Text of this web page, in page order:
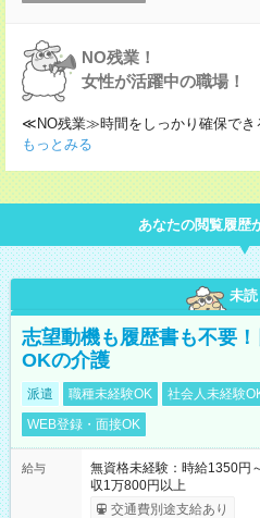
NO残業！
女性が活躍中の職場！
≪NO残業≫時間をしっかり確保でき
もっとみる
あなたの閲覧履歴
未読
志望動機も履歴書も不要
OKの介護
派遣 職種未経験OK 社会人未経験
WEB登録・面接OK
給与
無資格未経験：時給1350
収1万800円以上
交通費別途支給あり